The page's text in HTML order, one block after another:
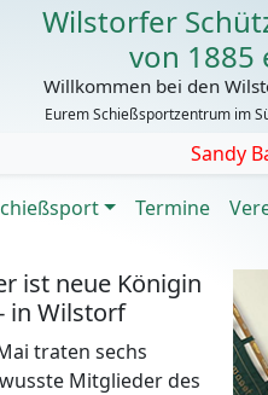
Wilstorfer
von 1885
Willkommen bei den
Eurem Schießsportzentrum im
Sandy
Termine
ist neue Königin
in Wilstorf
traten sechs
Mitglieder des